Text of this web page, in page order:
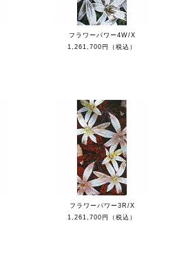
フラワーパワー4W/X
1,261,700円（税込）
フラワーパワー3R/X
1,261,700円（税込）